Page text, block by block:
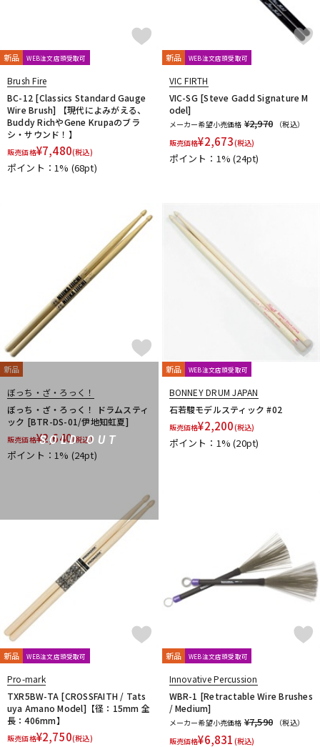
新品 WEB注文店頭受取可
Brush Fire
BC-12 [Classics Standard Gauge
Wire Brush] 【現代によみがえる、
Buddy RichやGene Krupaのブラ
シ・サウンド！】
販売価格¥7,480(税込)
ポイント：1% (68pt)
新品 WEB注文店頭受取可
VIC FIRTH
VIC-SG [Steve Gadd Signature M
odel]
メーカー希望小売価格 ¥2,970
（税込）
販売価格¥2,673(税込)
ポイント：1%(24pt)
SOLD OUT
新品
ぼっち・ざ・ろっく！
ぼっち・ざ・ろっく！ ドラムスティ
ック [BTR-DS-01/伊地知虹夏]
販売価格¥2,640(税込)
ポイント：1% (24pt)
新品 WEB注文店頭受取可
BONNEY DRUM JAPAN
石若駿モデルスティック #02
販売価格¥2,200(税込)
ポイント：1%(20pt)
新品 WEB注文店頭受取可
Pro-mark
TXR5BW-TA [CROSSFAITH / Tats
uya Amano Model]【径：15mm 全
長：406mm】
販売価格¥2,750(税込)
新品 WEB注文店頭受取可
Innovative Percussion
WBR-1 [Retractable Wire Brushes
/ Medium]
メーカー希望小売価格 ¥7,590
（税込）
販売価格¥6,831 (税込)